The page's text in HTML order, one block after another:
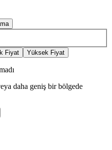
Fiyat Yüksek Fiyat
daha geniş bir bölgede